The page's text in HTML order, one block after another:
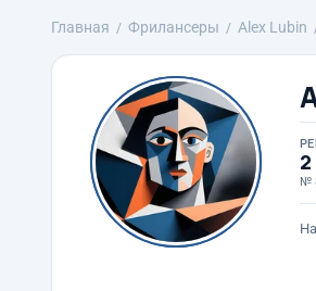
Главная Фрилансеры Alex Lubin
2
№